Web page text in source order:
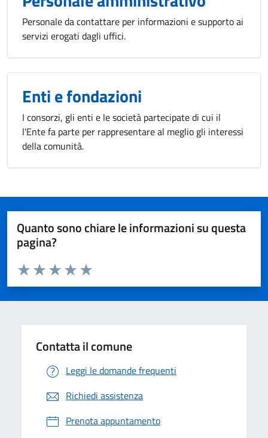
Personale da contattare per informazioni e supporto ai
servizi erogati dagli uffici.
Enti e fondazioni
I consorzi, gli enti e le società partecipate di cui il
l'Ente fa parte per rappresentare al meglio gli interessi
della comunità.
Quanto sono chiare le informazioni su questa
pagina?
Valuta da 1 a 5 stelle la pagina
Valuta 5 stelle su 5
Valuta 4 stelle su 5
Valuta 3 stelle su 5
Valuta 2 stelle su 5
Valuta 1 stelle su 5
Contatta il comune
Leggi le domande frequenti
Richiedi assistenza
Prenota appuntamento